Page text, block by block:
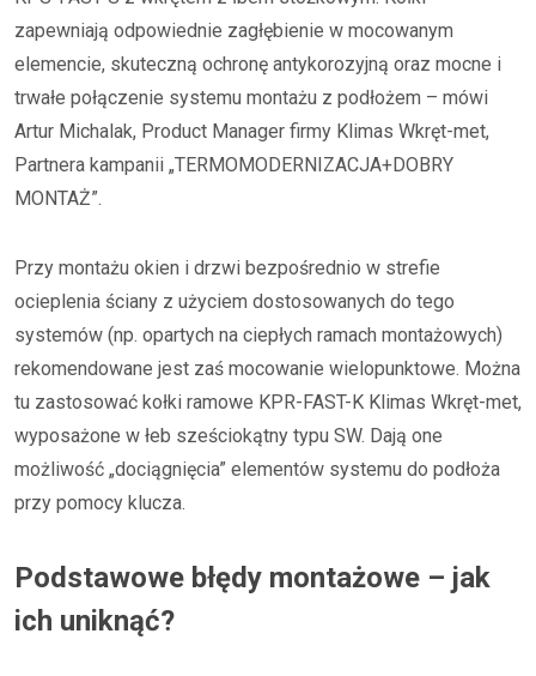
zapewniają odpowiednie zagłębienie w mocowanym
elemencie, skuteczną ochronę antykorozyjną oraz mocne i
trwałe połączenie systemu montażu z podłożem – mówi
Artur Michalak, Product Manager firmy Klimas Wkręt-met,
Partnera kampanii „TERMOMODERNIZACJA+DOBRY
MONTAŻ”.
Przy montażu okien i drzwi bezpośrednio w strefie
ocieplenia ściany z użyciem dostosowanych do tego
systemów (np. opartych na ciepłych ramach montażowych)
rekomendowane jest zaś mocowanie wielopunktowe. Można
tu zastosować kołki ramowe KPR-FAST-K Klimas Wkręt-met,
wyposażone w łeb sześciokątny typu SW. Dają one
możliwość „dociągnięcia” elementów systemu do podłoża
przy pomocy klucza.
Podstawowe błędy montażowe – jak
ich uniknąć?